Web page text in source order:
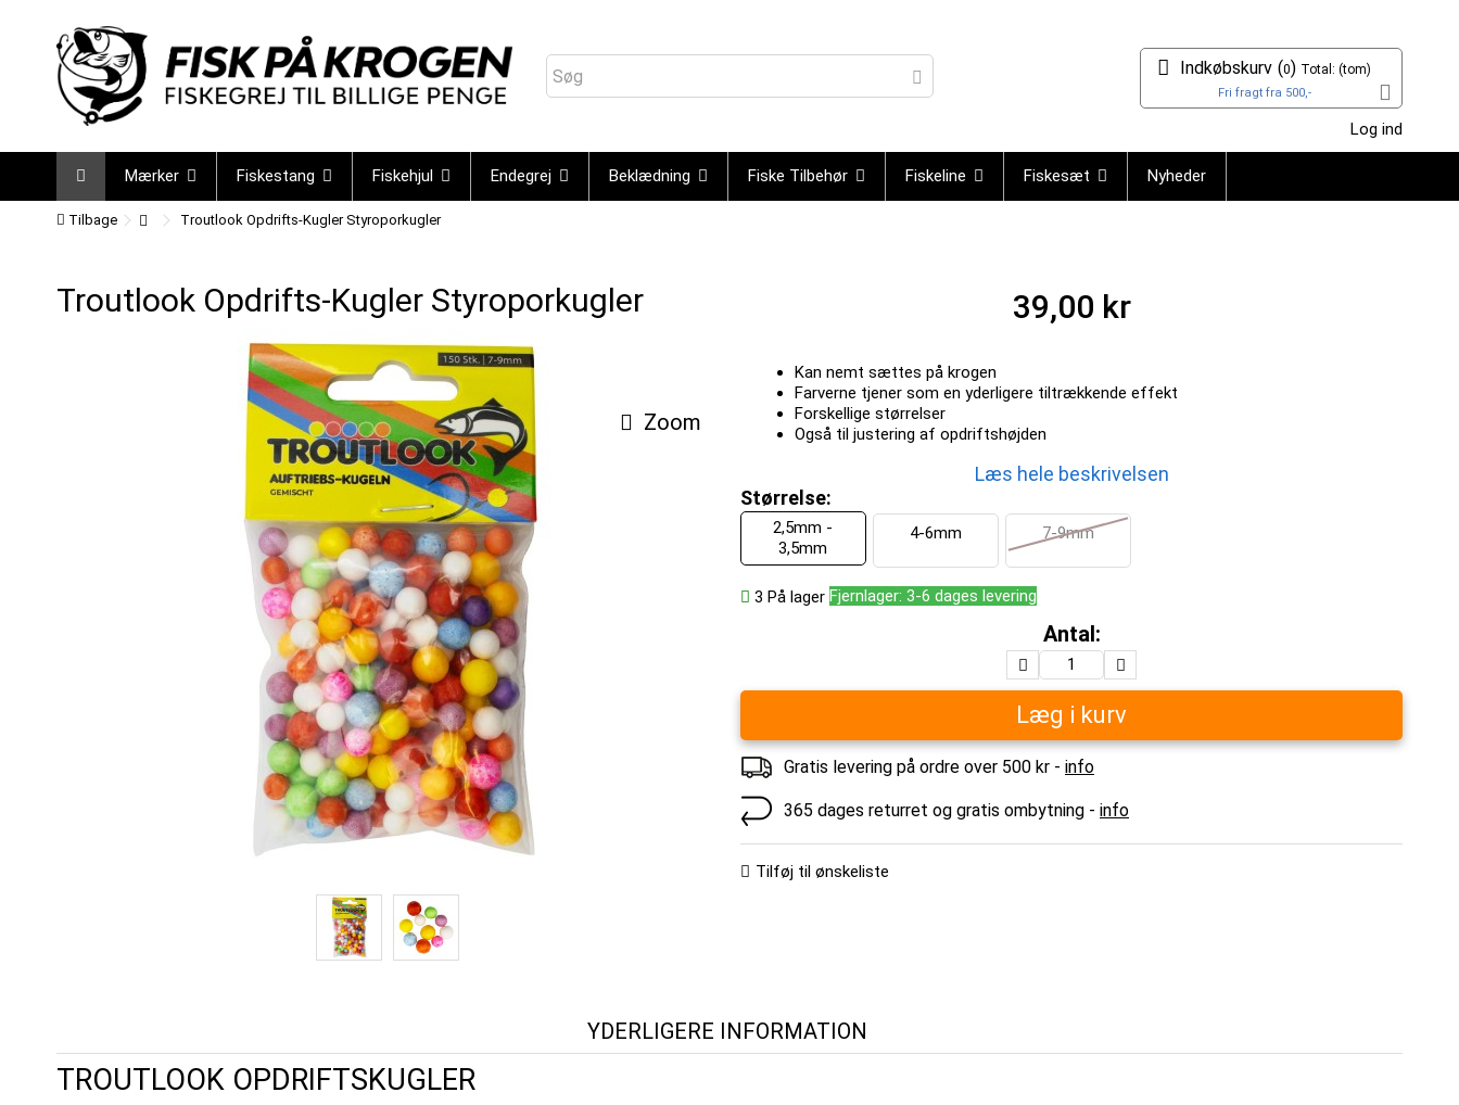
Indkøbskurv (0) Total: (tom)
Fri fragt fra 500,-
Log ind
Mærker Fiskestang Fiskehjul Endegrej Beklædning Fiske Tilbehør Fiskeline Fiskesæt Nyheder
Tilbage Troutlook Opdrifts-Kugler Styroporkugler
Troutlook Opdrifts-Kugler Styroporkugler
Zoom
39,00 kr
Kan nemt sættes på krogen
Farverne tjener som en yderligere tiltrækkende effekt
Forskellige størrelser
Også til justering af opdriftshøjden
Læs hele beskrivelsen
Størrelse:
2,5mm -
3,5mm
4-6mm 7-9mm
3 På lager Fjernlager: 3-6 dages levering
Antal:
Læg i kurv
Gratis levering på ordre over 500 kr - info
365 dages returret og gratis ombytning - info
Tilføj til ønskeliste
YDERLIGERE INFORMATION
TROUTLOOK OPDRIFTSKUGLER